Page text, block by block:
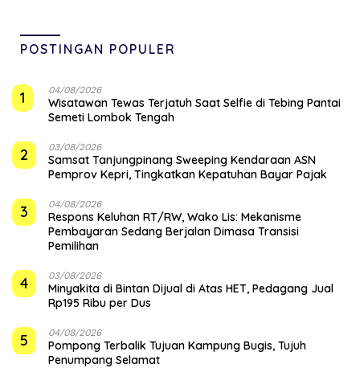
POSTINGAN POPULER
1 04/08/2026
Wisatawan Tewas Terjatuh Saat Selfie di Tebing Pantai
Semeti Lombok Tengah
2 03/08/2026
Samsat Tanjungpinang Sweeping Kendaraan ASN
Pemprov Kepri, Tingkatkan Kepatuhan Bayar Pajak
3 04/08/2026
‎Respons Keluhan RT/RW, Wako Lis: Mekanisme
Pembayaran Sedang Berjalan Dimasa Transisi
Pemilihan
4 03/08/2026
Minyakita di Bintan Dijual di Atas HET, Pedagang Jual
Rp195 Ribu per Dus
5 04/08/2026
Pompong Terbalik Tujuan Kampung Bugis, Tujuh
Penumpang Selamat